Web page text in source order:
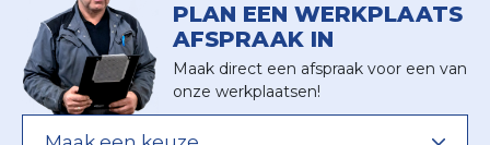
PLAN EEN WERKPLAATS
AFSPRAAK IN
Maak direct een afspraak voor een van
onze werkplaatsen!